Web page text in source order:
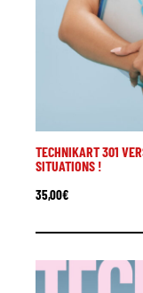
TECHNIKART 301
SITUATIONS !
35,00€